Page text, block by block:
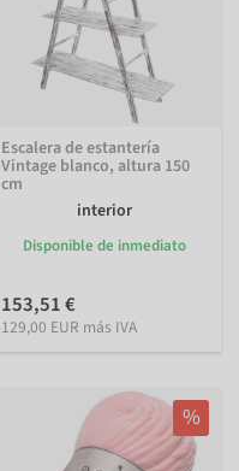
Escalera de estantería
Vintage blanco, altura 150
cm
interior
Disponible de inmediato
153,51 €
129,00 EUR más IVA
%